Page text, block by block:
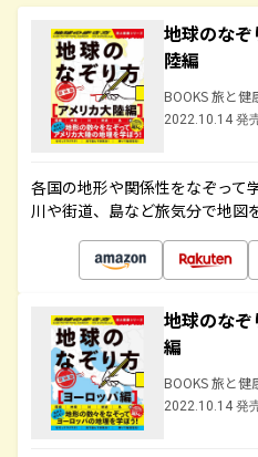
地球のな
陸編
BOOKS 旅と健
2022.10.14 発
各国の地形や関係性をなぞって
川や街道、島など旅気分で地図
地球のな
編
BOOKS 旅と健
2022.10.14 発